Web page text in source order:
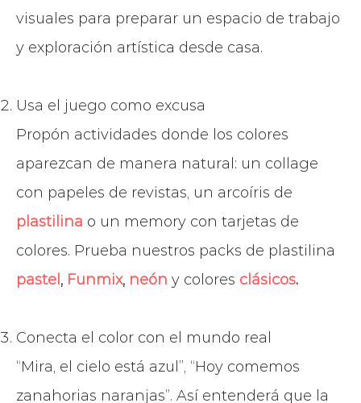
visuales para preparar un espacio de trabajo
y exploración artística desde casa.
Usa el juego como excusa
Propón actividades donde los colores
aparezcan de manera natural: un collage
con papeles de revistas, un arcoíris de
plastilina o un memory con tarjetas de
colores. Prueba nuestros packs de plastilina
pastel , Funmix, neón y colores clásicos.
Conecta el color con el mundo real
“Mira, el cielo está azul”, “Hoy comemos
zanahorias naranjas”. Así entenderá que la